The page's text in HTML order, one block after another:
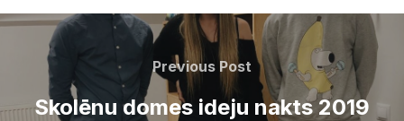
Post
navigation
Previous
Post
Previous Post
Skolēnu domes ideju nakts 2019